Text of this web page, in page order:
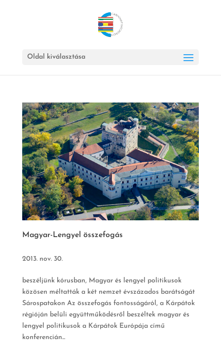
Oldal kiválasztása
Magyar-Lengyel összefogás
2013. nov. 30.
beszéljünk kórusban, Magyar és lengyel politikusok
közösen méltatták a két nemzet évszázados barátságát
Sárospatakon Az összefogás fontosságáról, a Kárpátok
régióján belüli együttműködésről beszéltek magyar és
lengyel politikusok a Kárpátok Európája című
konferencián...